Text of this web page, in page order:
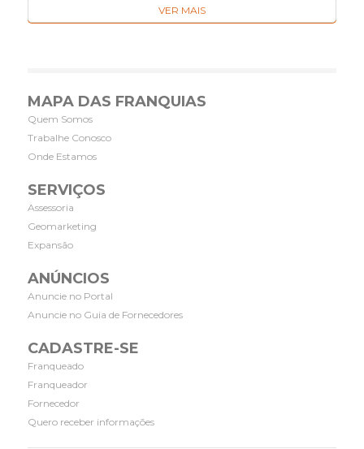
VER MAIS
MAPA DAS FRANQUIAS
Quem Somos
Trabalhe Conosco
Onde Estamos
SERVIÇOS
Assessoria
Geomarketing
Expansão
ANÚNCIOS
Anuncie no Portal
Anuncie no Guia de Fornecedores
CADASTRE-SE
Franqueado
Franqueador
Fornecedor
Quero receber informações